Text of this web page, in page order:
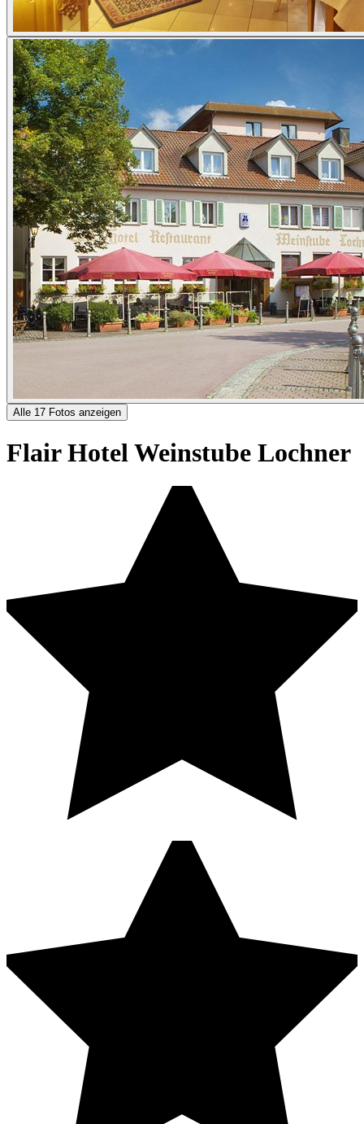
Alle 17 Fotos anzeigen
Flair Hotel Weinstube Lochner